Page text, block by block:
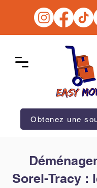
Obtenez une
Sorel-Tracy :